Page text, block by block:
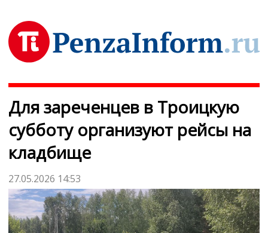
Для зареченцев в Троицкую
субботу организуют рейсы на
кладбище
27.05.2026 14:53